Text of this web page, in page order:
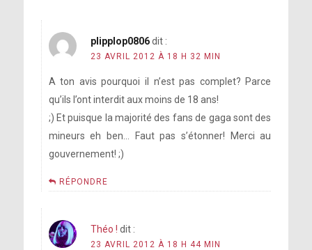
plipplop0806 dit :
23 AVRIL 2012 À 18 H 32 MIN
A ton avis pourquoi il n’est pas complet? Parce
qu’ils l’ont interdit aux moins de 18 ans!
;) Et puisque la majorité des fans de gaga sont des
mineurs eh ben… Faut pas s’étonner! Merci au
gouvernement! ;)
RÉPONDRE
Théo ! dit :
23 AVRIL 2012 À 18 H 44 MIN